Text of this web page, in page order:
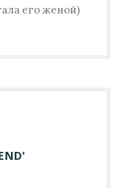
его женой)